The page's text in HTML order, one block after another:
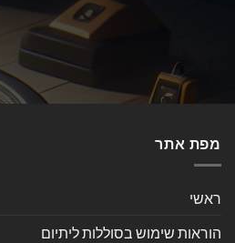
מפת אתר
ראשי
הוראות שימוש בסוללות ליתיום